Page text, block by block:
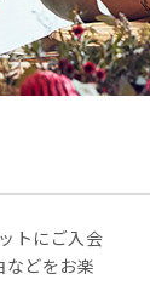
トにご入会
どをお楽